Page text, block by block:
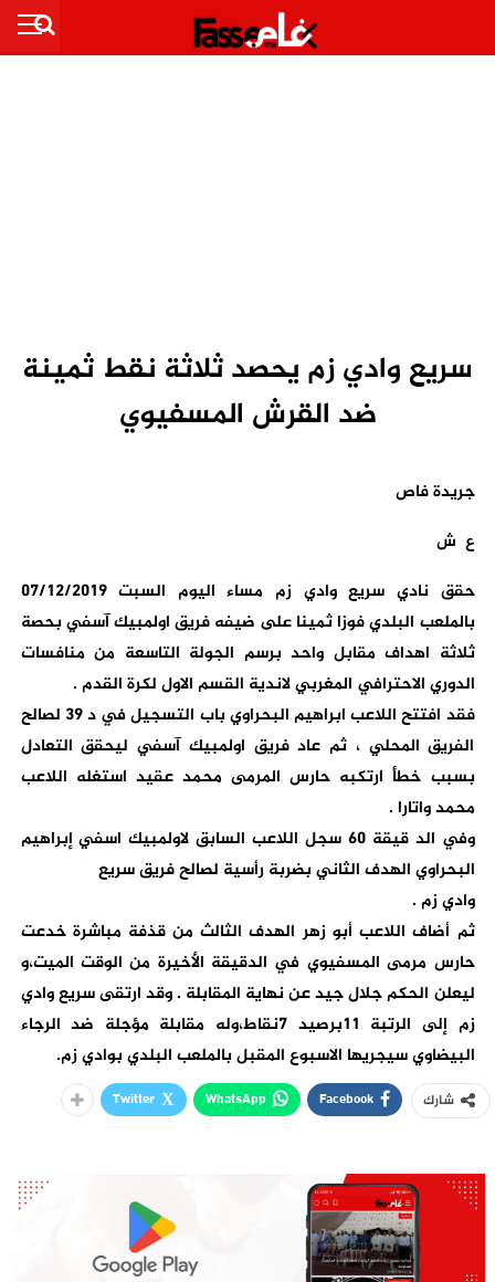
سريع وادي زم يحصد ثلاثة نقط ثمينة
ضد القرش المسفيوي
جريدة فاص
ع ش
حقق نادي سريع وادي زم مساء اليوم السبت 07/12/2019
بالملعب البلدي فوزا ثمينا على ضيفه فريق اولمبيك آسفي بحصة
ثلاثة اهداف مقابل واحد برسم الجولة التاسعة من منافسات
الدوري الاحترافي المغربي لاندية القسم الاول لكرة القدم .
فقد افتتح اللاعب ابراهيم البحراوي باب التسجيل في د 39 لصالح
الفريق المحلي ، ثم عاد فريق اولمبيك آسفي ليحقق التعادل
بسبب خطأ ارتكبه حارس المرمى محمد عقيد استغله اللاعب
محمد واتارا .
وفي الد قيقة 60 سجل اللاعب السابق لاولمبيك اسفي إبراهيم
البحراوي الهدف الثاني بضربة رأسية لصالح فريق سريع
وادي زم .
ثم أضاف اللاعب أبو زهر الهدف الثالث من قذفة مباشرة خدعت
حارس مرمى المسفيوي في الدقيقة الأخيرة من الوقت الميت،و
ليعلن الحكم جلال جيد عن نهاية المقابلة . وقد ارتقى سريع وادي
زم إلى الرتبة 11برصيد 7نقاط،وله مقابلة مؤجلة ضد الرجاء
البيضاوي سيجريها الاسبوع المقبل بالملعب البلدي بوادي زم.
شارك Facebook
WhatsApp
Twitter